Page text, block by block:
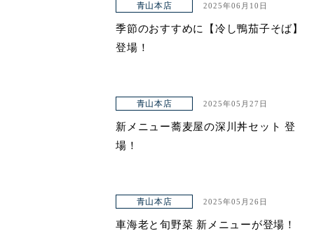
青山本店 2025年06月10日
季節のおすすめに【冷し鴨茄子そば】
登場！
青山本店 2025年05月27日
新メニュー蕎麦屋の深川丼セット 登
場！
青山本店 2025年05月26日
車海老と旬野菜 新メニューが登場！